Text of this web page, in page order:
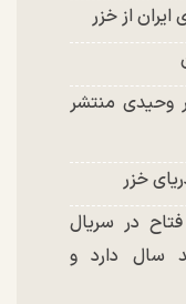
وحیدی منتشر
خزر
در سریال
سال دارد و